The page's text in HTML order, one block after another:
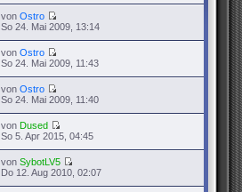
von Ostro
So 24. Mai 2009, 13:14
von Ostro
So 24. Mai 2009, 11:43
von Ostro
So 24. Mai 2009, 11:40
von Dused
So 5. Apr 2015, 04:45
von SybotLV5
Do 12. Aug 2010, 02:07